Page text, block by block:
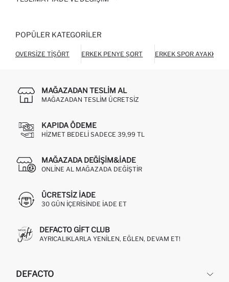
POPÜLER KATEGORILER
OVERSIZE TIŞÖRT ERKEK PENYE ŞORT ERKEK SPOR AYAKKABI
MAĞAZADAN TESLIM AL
MAĞAZADAN TESLIM ÜCRETSIZ
KAPIDA ÖDEME
HIZMET BEDELI SADECE 39,99 TL
MAĞAZADA DEĞIŞIM&İADE
ONLINE AL MAĞAZADA DEĞIŞTIR
ÜCRETSIZ IADE
30 GÜN IÇERISINDE IADE ET
DEFACTO GIFT CLUB
AYRICALIKLARLA YENILEN, EĞLEN, DEVAM ET!
DEFACTO